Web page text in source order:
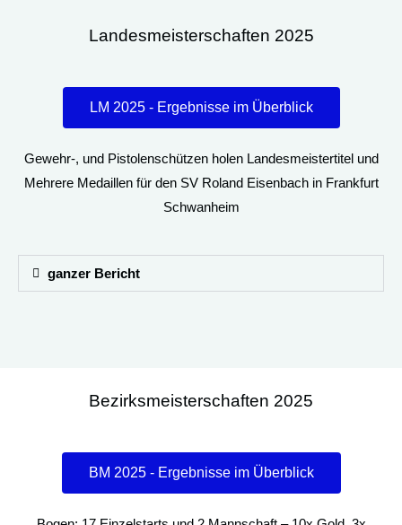
Landesmeisterschaften 2025
LM 2025 - Ergebnisse im Überblick
Gewehr-, und Pistolenschützen holen Landesmeistertitel und
Mehrere Medaillen für den SV Roland Eisenbach in Frankfurt
Schwanheim
ganzer Bericht
Bezirksmeisterschaften 2025
BM 2025 - Ergebnisse im Überblick